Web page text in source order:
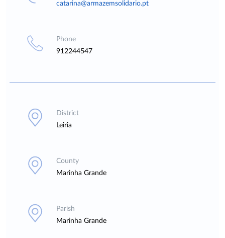
catarina@armazemsolidario.pt
Phone
912244547
District
Leiria
County
Marinha Grande
Parish
Marinha Grande